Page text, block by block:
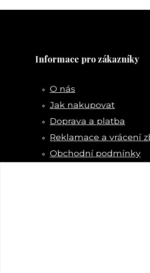
Informace pro zákazníky
O nás
Jak nakupovat
Doprava a platba
Reklamace a vrácení
Obchodní podmínky